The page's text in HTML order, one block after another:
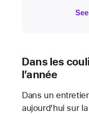
Dans les
l’année
Dans un
aujourd’hui sur